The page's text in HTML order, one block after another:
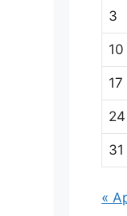
3
10
17
24
31
«